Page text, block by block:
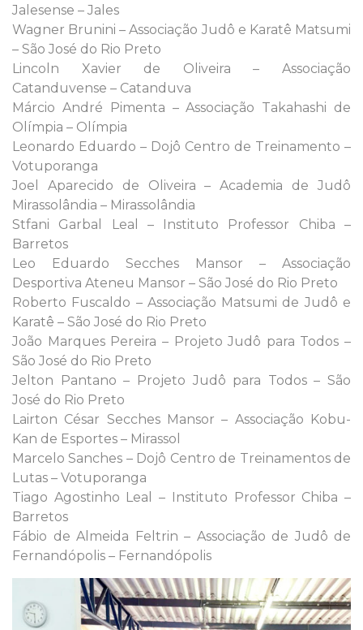
Jalesense – Jales
Wagner Brunini – Associação Judô e Karatê Matsumi
– São José do Rio Preto
Lincoln Xavier de Oliveira – Associação
Catanduvense – Catanduva
Márcio André Pimenta – Associação Takahashi de
Olímpia – Olímpia
Leonardo Eduardo – Dojô Centro de Treinamento –
Votuporanga
Joel Aparecido de Oliveira – Academia de Judô
Mirassolândia – Mirassolândia
Stfani Garbal Leal – Instituto Professor Chiba –
Barretos
Leo Eduardo Secches Mansor – Associação
Desportiva Ateneu Mansor – São José do Rio Preto
Roberto Fuscaldo – Associação Matsumi de Judô e
Karatê – São José do Rio Preto
João Marques Pereira – Projeto Judô para Todos –
São José do Rio Preto
Jelton Pantano – Projeto Judô para Todos – São
José do Rio Preto
Lairton César Secches Mansor – Associação Kobu-
Kan de Esportes – Mirassol
Marcelo Sanches – Dojô Centro de Treinamentos de
Lutas – Votuporanga
Tiago Agostinho Leal – Instituto Professor Chiba –
Barretos
Fábio de Almeida Feltrin – Associação de Judô de
Fernandópolis – Fernandópolis